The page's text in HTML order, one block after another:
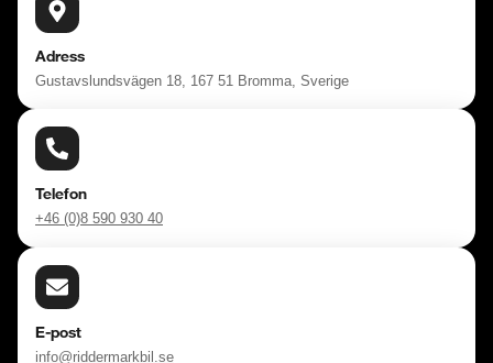
Adress
Gustavslundsvägen 18, 167 51 Bromma, Sverige
Telefon
+46 (0)8 590 930 40
E-post
info@riddermarkbil.se